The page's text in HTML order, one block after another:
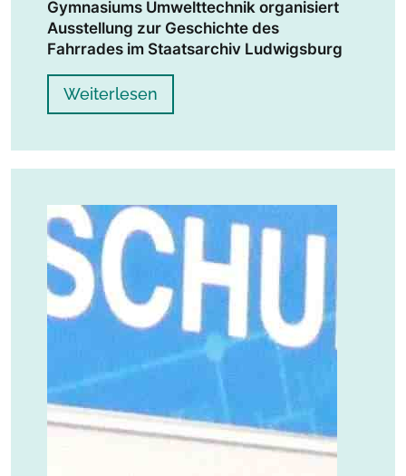
Gymnasiums Umwelttechnik organisiert
Ausstellung zur Geschichte des
Fahrrades im Staatsarchiv Ludwigsburg
Weiterlesen